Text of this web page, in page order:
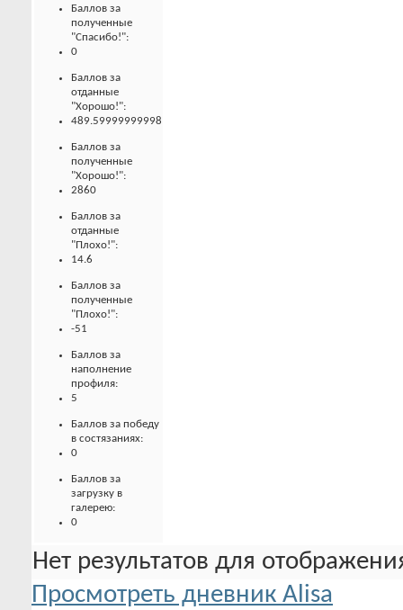
Баллов за
полученные
"Спасибо!":
0
Баллов за
отданные
"Хорошо!":
489.59999999998
Баллов за
полученные
"Хорошо!":
2860
Баллов за
отданные
"Плохо!":
14.6
Баллов за
полученные
"Плохо!":
-51
Баллов за
наполнение
профиля:
5
Баллов за победу
в состязаниях:
0
Баллов за
загрузку в
галерею:
0
Нет результатов для
Просмотреть дневник Alisa